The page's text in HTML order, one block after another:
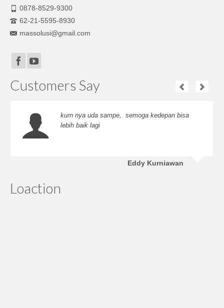
0878-8529-9300
62-21-5595-8930
massolusi@gmail.com
Customers Say
kurn nya uda sampe, semoga kedepan bisa
lebih baik lagi
Eddy Kurniawan
Loaction